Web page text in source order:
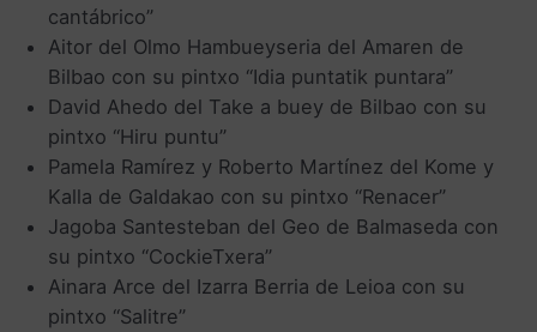
cantábrico”
Aitor del Olmo Hambueyseria del Amaren de
Bilbao con su pintxo “Idia puntatik puntara”
David Ahedo del Take a buey de Bilbao con su
pintxo “Hiru puntu”
Pamela Ramírez y Roberto Martínez del Kome y
Kalla de Galdakao con su pintxo “Renacer”
Jagoba Santesteban del Geo de Balmaseda con
su pintxo “CockieTxera”
Ainara Arce del Izarra Berria de Leioa con su
pintxo “Salitre”